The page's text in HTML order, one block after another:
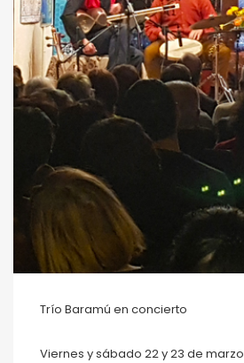
Trío Baramú en concierto
Viernes y sábado 22 y 23 de marzo